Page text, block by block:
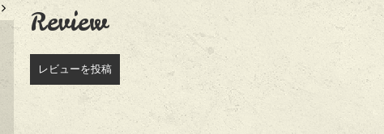
Review
レビューを投稿